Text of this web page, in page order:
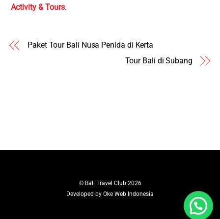
Activity & Tours.
Paket Tour Bali Nusa Penida di Kerta
Tour Bali di Subang
© Bali Travel Club2026
Developed by Oke Web Indonesia